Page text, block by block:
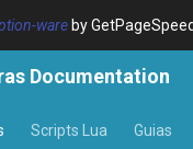
ware by
Documentation
Scripts Lua Guias